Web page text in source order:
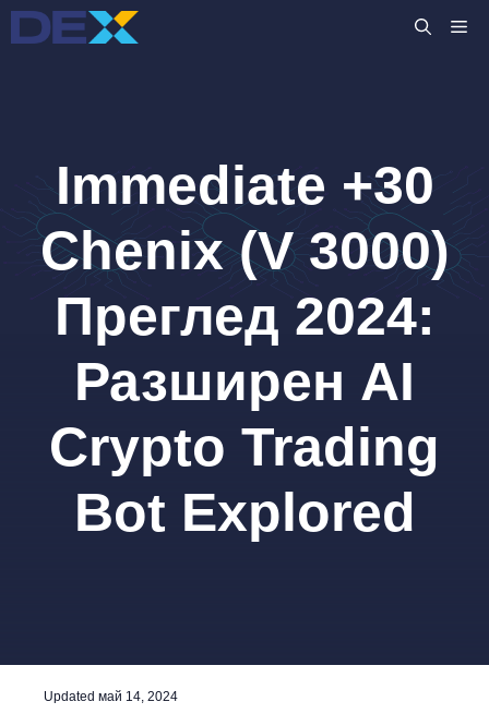
Към
съдържанието
Immediate +30
Chenix (V 3000)
Преглед 2024:
Разширен AI
Crypto Trading
Bot Explored
Updated май 14, 2024